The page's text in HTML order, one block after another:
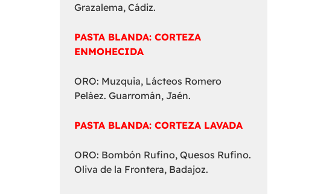
Grazalema, Cádiz.
PASTA BLANDA: CORTEZA
ENMOHECIDA
ORO: Muzquia, Lácteos Romero
Peláez. Guarromán, Jaén.
PASTA BLANDA: CORTEZA LAVADA
ORO: Bombón Rufino, Quesos Rufino.
Oliva de la Frontera, Badajoz.